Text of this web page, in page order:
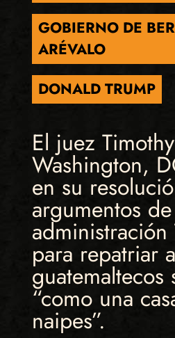
GOBIERNO DE
ARÉVALO
DONALD TRUMP
El juez
Washington,
en su
argumentos
administración
para repatriar
guatemaltecos
“como una
naipes”.